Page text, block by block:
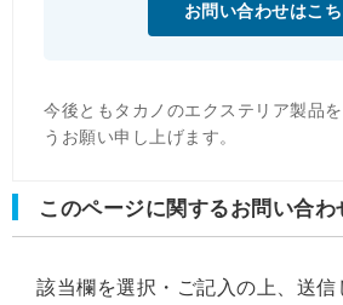
お問い合わせはこ
今後ともタカノのエクステリア製品
うお願い申し上げます。
このページに関するお問い合わ
該当欄を選択・ご記入の上、送信